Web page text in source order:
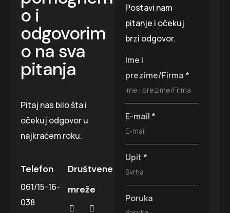
o i
odgovorim
o na sva
pitanja
Pitaj nas bilo šta i
očekuj odgovor u
najkraćem roku.
Telefon
061/15-16-
038
Društvene
mreže
Postavi nam
pitanje i očekuj
brzi odgovor.
Ime i
prezime/Firma *
E-mail *
Upit *
Poruka